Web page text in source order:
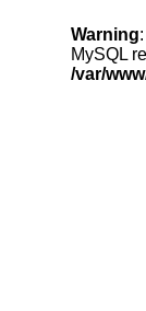
Warning
MySQL
/var/